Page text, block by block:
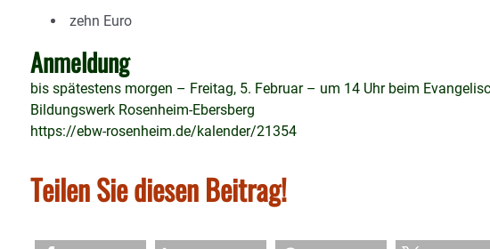
zehn Euro
Anmeldung
bis spätestens morgen – Freitag, 5. Februar – um 14 Uhr beim
Bildungswerk Rosenheim-Ebersberg
https://ebw-rosenheim.de/kalender/21354
Teilen Sie diesen Beitrag!